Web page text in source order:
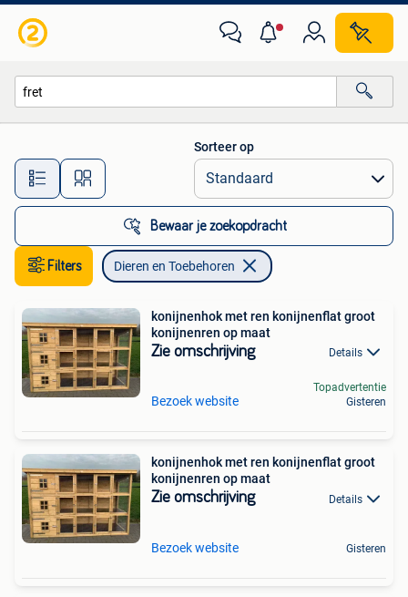
Alle afstanden…
Sorteer op
Bewaar je zoekopdracht
Filters Dieren en Toebehoren
konijnenhok met ren konijnenflat groot
konijnenren op maat
Zie omschrijving Details
Bezoek website
Topadvertentie
Gisteren
konijnenhok met ren konijnenflat groot
konijnenren op maat
Zie omschrijving Details
Bezoek website Gisteren